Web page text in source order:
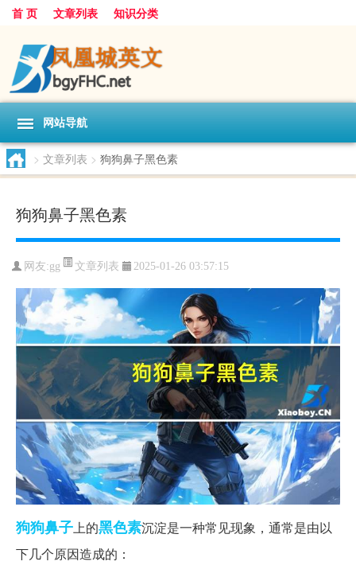
首 页 文章列表 知识分类
网站导航
> 文章列表 > 狗狗鼻子黑色素
狗狗鼻子黑色素
网友:gg 文章列表 2025-01-26 03:57:15
狗狗鼻子上的黑色素沉淀是一种常见现象，通常是由以
下几个原因造成的：